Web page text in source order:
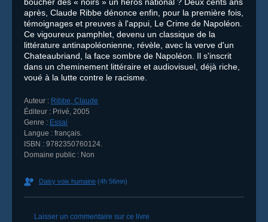
boucher des « noirs » un héros national ? Deux cents ans
après, Claude Ribbe dénonce enfin, pour la première fois,
témoignages et preuves à l'appui, Le Crime de Napoléon.
Ce vigoureux pamphlet, devenu un classique de la
littérature antinapoléonienne, révèle, avec la verve d'un
Chateaubriand, la face sombre de Napoléon. Il s'inscrit
dans un cheminement littéraire et audiovisuel, déjà riche,
voué à la lutte contre le racisme.
Auteur : Ribbe, Claude
Éditeur : Privé, 2005
Genre : Essai
Langue : français.
ISBN : 9782350760124.
Domaine public : Non
Daisy voix humaine (4h 56mn)
Laisser un commentaire sur ce livre